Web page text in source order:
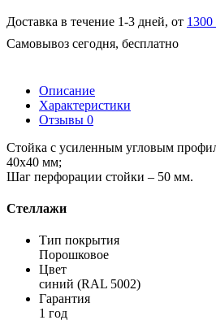
Доставка в течение 1-3 дней, от 1300
Самовывоз сегодня, бесплатно
Описание
Характеристики
Отзывы 0
Стойка с усиленным угловым
40х40 мм;
Шаг перфорации стойки – 50 мм.
Стеллажи
Тип покрытия
Порошковое
Цвет
синий (RAL 5002)
Гарантия
1 год